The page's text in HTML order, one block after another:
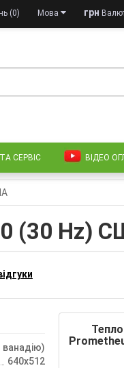
грн
Мова
(0)
СЕРВІС ВІДЕО
(30 Hz)
ванадію)
640x512